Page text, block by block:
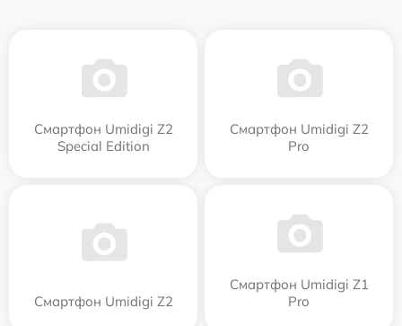
Смартфон Umidigi Z2
Special Edition
Смартфон Umidigi Z2
Pro
Смартфон Umidigi Z2
Смартфон Umidigi Z1
Pro